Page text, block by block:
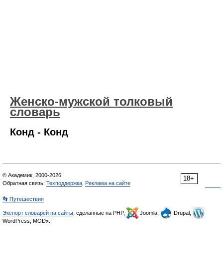
Женско-мужской толковый
словарь
Конд - Конд
18+
© Академик, 2000-2026
Обратная связь: Техподдержка Реклама на сайте
👣 Путешествия
Экспорт словарей на сайты , сделанные на PHP, Joomla,
Drupal,
WordPress, MODx.